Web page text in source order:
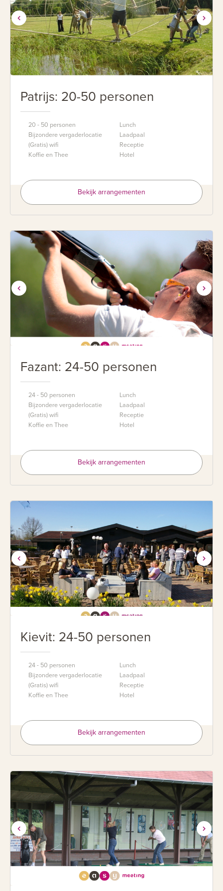
Patrijs: 20-50 personen
20 - 50 personen
Bijzondere vergaderlocatie
(Gratis) wifi
Koffie en Thee
Lunch
Laadpaal
Receptie
Hotel
Bekijk arrangementen
Fazant: 24-50 personen
24 - 50 personen
Bijzondere vergaderlocatie
(Gratis) wifi
Koffie en Thee
Lunch
Laadpaal
Receptie
Hotel
Bekijk arrangementen
Kievit: 24-50 personen
24 - 50 personen
Bijzondere vergaderlocatie
(Gratis) wifi
Koffie en Thee
Lunch
Laadpaal
Receptie
Hotel
Bekijk arrangementen